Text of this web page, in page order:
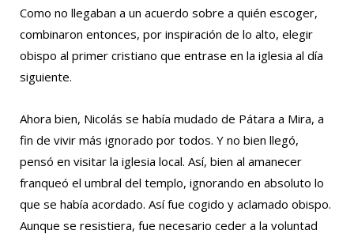
Como no llegaban a un acuerdo sobre a quién escoger,
combinaron entonces, por inspiración de lo alto, elegir
obispo al primer cristiano que entrase en la iglesia al día
siguiente.
Ahora bien, Nicolás se había mudado de Pátara a Mira, a
fin de vivir más ignorado por todos. Y no bien llegó,
pensó en visitar la iglesia local. Así, bien al amanecer
franqueó el umbral del templo, ignorando en absoluto lo
que se había acordado. Así fue cogido y aclamado obispo.
Aunque se resistiera, fue necesario ceder a la voluntad